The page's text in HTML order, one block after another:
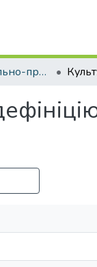
Новітні кримінально-правові дослідження – 2020